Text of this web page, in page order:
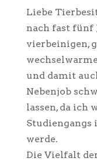
Liebe
nach fast fünf
vierbeinigen,
und damit
Nebenjob
lassen, da ich
Studiengangs
werde.
Die Vielfalt